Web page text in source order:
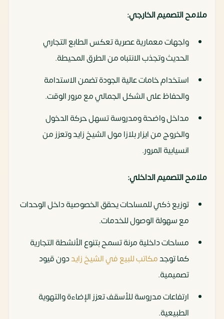
ملامح التصميم الخارجي:
واجهات معمارية عصرية تعكس الطابع التجاري
الحديث وتجذب الانتباه من الطرق المحيطة.
استخدام خامات عالية الجودة تضمن الاستدامة
والحفاظ على الشكل الجمالي مع مرور الوقت.
مداخل واضحة ومدروسة تسهل حركة الدخول
والخروج من ايزار بلازا مول الشيخ زايد وتعزز من
انسيابية المرور.
ملامح التصميم الداخلي:
توزيع ذكي للمساحات يحقق الخصوصية داخل الوحدات
مع سهولة الوصول للخدمات.
مساحات داخلية مرنة تسمح بتنوع الأنشطة التجارية
كما توجدمكاتب للبيع في الشيخ زايددون قيود
تصميمية.
ارتفاعات مدروسة للأسقف تعزز الإضاءة والتهوية
الطبيعية.